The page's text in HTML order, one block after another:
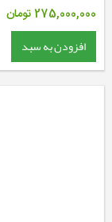
275,000,000تومان
افزودن به سبد